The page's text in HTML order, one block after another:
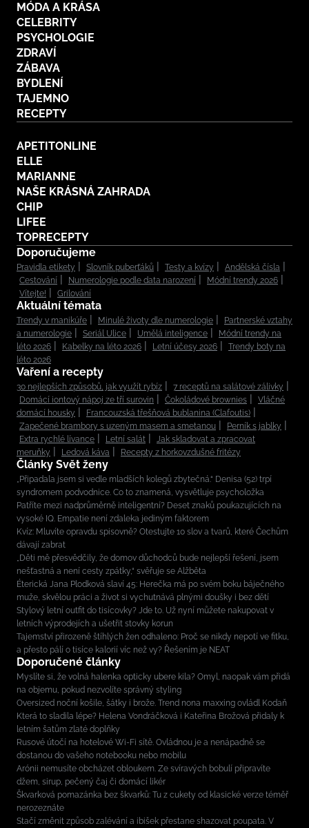
MÓDA A KRÁSA
CELEBRITY
PSYCHOLOGIE
ZDRAVÍ
ZÁBAVA
BYDLENÍ
TAJEMNO
RECEPTY
APETITONLINE
ELLE
MARIANNE
NAŠE KRÁSNÁ ZAHRADA
CHIP
LIFEE
TOPRECEPTY
Doporučujeme
Pravidla etikety Slovník puberťáků Testy a kvízy
Andělská čísla
Cestování
Numerologie podle data narození
Módní trendy 2026
Vítejte!
Grilování
Aktuální témata
Trendy v manikúře Minulé životy dle numerologie
Partnerské vztahy
a numerologie
Seriál Ulice Umělá inteligence
Módní trendy na
léto 2026
Kabelky na léto 2026 Letní účesy 2026
Trendy boty na
léto 2026
Vaření a recepty
30 nejlepších způsobů, jak využít rybíz
7 receptů na salátové zálivky
Domácí iontový nápoj ze tří surovin
Čokoládové brownies
Vláčné
domácí housky
Francouzská třešňová bublanina (Clafoutis)
Zapečené brambory s uzeným masem a smetanou
Perník s jablky
Extra rychlé lívance
Letní salát
Jak skladovat a zpracovat
meruňky
Ledová káva Recepty z horkovzdušné fritézy
Články Svět ženy
„Připadala jsem si vedle mladších kolegů zbytečná.“ Denisa (52) trpí
syndromem podvodnice. Co to znamená, vysvětluje psycholožka
Patříte mezi nadprůměrně inteligentní? Deset znaků poukazujících na
vysoké IQ. Empatie není zdaleka jediným faktorem
Kvíz: Mluvíte opravdu spisovně? Otestujte 10 slov a tvarů, které Čechům
dávají zabrat
„Děti mě přesvědčily, že domov důchodců bude nejlepší řešení, jsem
nešťastná a není cesty zpátky,“ svěřuje se Alžběta
Éterická Jana Plodková slaví 45: Herečka má po svém boku báječného
muže, skvělou práci a život si vychutnává plnými doušky i bez dětí
Stylový letní outfit do tisícovky? Jde to. Už nyní můžete nakupovat v
letních výprodejích a ušetřit stovky korun
Tajemství přirozeně štíhlých žen odhaleno: Proč se nikdy nepotí ve fitku,
a přesto pálí o tisíce kalorií víc než vy? Řešením je NEAT
Doporučené články
Myslíte si, že volná halenka opticky ubere kila? Omyl, naopak vám přidá
na objemu, pokud nezvolíte správný styling
Oversized noční košile, šátky i brože. Trend nona maxxing ovládl Kodaň
Která to sladila lépe? Helena Vondráčková i Kateřina Brožová přidaly k
letním šatům zlaté doplňky
Rusové útočí na hotelové Wi-Fi sítě. Ovládnou je a nenápadně se
dostanou do vašeho notebooku nebo mobilu
Arónii nemusíte obcházet obloukem. Ze svíravých bobulí připravíte
džem, sirup, pečený čaj či domácí likér
Škvarková pomazánka bez škvarků: Tu z cukety od klasické verze téměř
nerozeznáte
Stačí změnit způsob zalévání a ibišek přestane shazovat poupata. V